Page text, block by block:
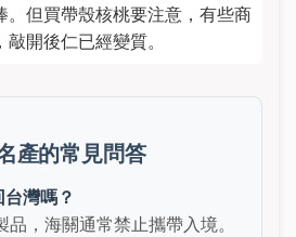
。但買帶殼核桃要注意，有些商
開後仁已經變質。
產的常見問答
灣嗎？
，海關通常禁止攜帶入境。